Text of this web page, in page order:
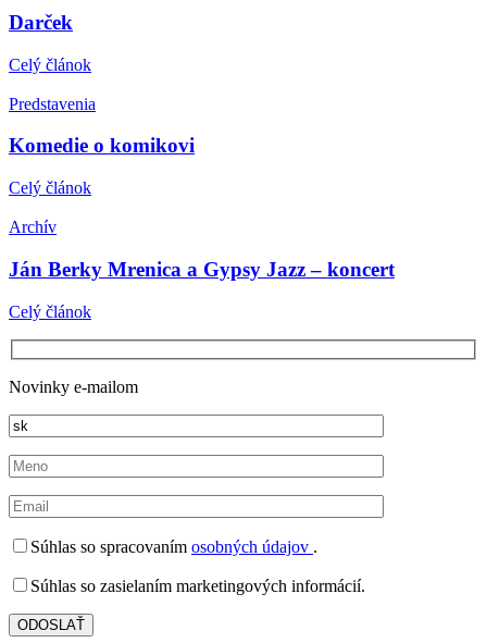
Darček
Celý článok
Predstavenia
Komedie o komikovi
Celý článok
Archív
Ján Berky Mrenica a Gypsy Jazz – koncert
Celý článok
Novinky e-mailom
Súhlas so spracovaním osobných údajov .
Súhlas so zasielaním marketingových informácií.